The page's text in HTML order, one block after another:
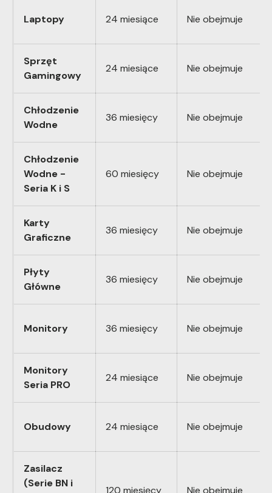
Laptopy 24 miesiące Nie obejmuje
Sprzęt
Gamingowy
24 miesiące Nie obejmuje
Chłodzenie
Wodne
36 miesięcy Nie obejmuje
Chłodzenie
Wodne -
Seria K i S
60 miesięcy Nie obejmuje
Karty
Graficzne
36 miesięcy Nie obejmuje
Płyty
Główne
36 miesięcy Nie obejmuje
Monitory 36 miesięcy Nie obejmuje
Monitory
Seria PRO
24 miesiące Nie obejmuje
Obudowy 24 miesiące Nie obejmuje
Zasilacz
(Serie BN i
120 miesięcy Nie obejmuje